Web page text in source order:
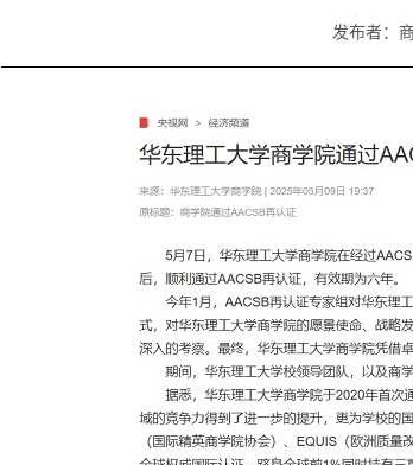
发布者：